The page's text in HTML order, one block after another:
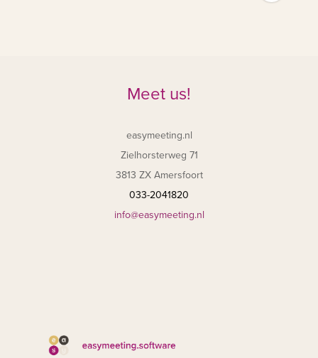
Meet us!
easymeeting.nl
Zielhorsterweg 71
3813 ZX Amersfoort
033-2041820
info@easymeeting.nl